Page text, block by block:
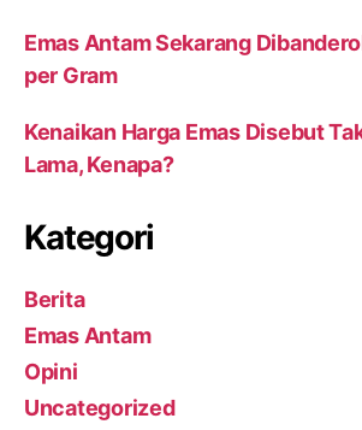
Emas Antam Sekarang
per Gram
Kenaikan Harga Emas Disebut
Lama, Kenapa?
Kategori
Berita
Emas Antam
Opini
Uncategorized